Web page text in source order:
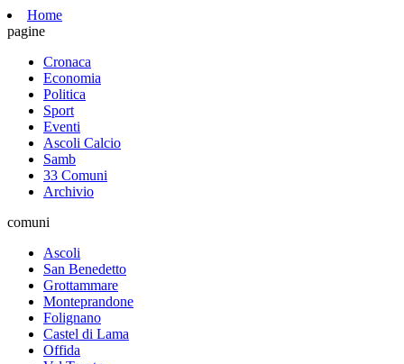
Home
pagine
Cronaca
Economia
Politica
Sport
Eventi
Ascoli Calcio
Samb
33 Comuni
Archivio
comuni
Ascoli
San Benedetto
Grottammare
Monteprandone
Folignano
Castel di Lama
Offida